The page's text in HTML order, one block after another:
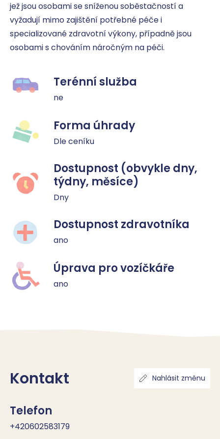
jež jsou osobami se sníženou soběstačností a
vyžadují mimo zajištění potřebné péče i
specializované zdravotní výkony, případně jsou
osobami s chováním náročným na péči.
Terénní služba
ne
Forma úhrady
Dle ceníku
Dostupnost (obvykle dny,
týdny, měsíce)
Dny
Dostupnost zdravotníka
ano
Úprava pro vozíčkáře
ano
Kontakt Nahlásit změnu
Telefon
+420602583179